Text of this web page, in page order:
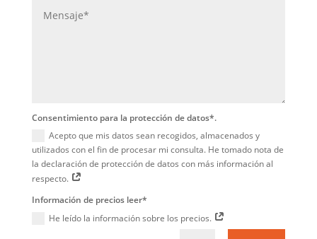
Consentimiento para la protección de datos*.
Acepto que mis datos sean recogidos, almacenados y
utilizados con el fin de procesar mi consulta. He tomado nota de
la declaración de protección de datos con más información al
respecto.
Información de precios leer*
He leído la información sobre los precios.